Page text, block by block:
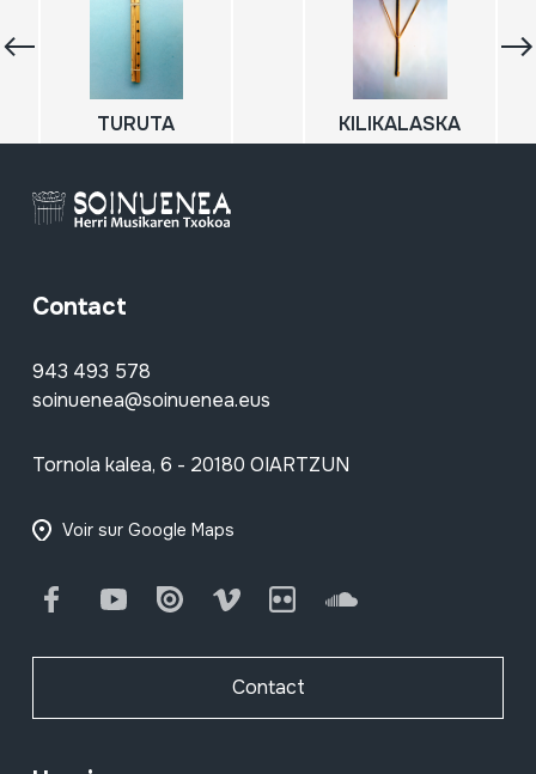
TURUTA KILIKALASKA
Contact
943 493 578
soinuenea@soinuenea.eus
Tornola kalea, 6 - 20180 OIARTZUN
Voir sur Google Maps
FacebookYoutube Issuu Vimeo Flickr SoundCloud
Contact